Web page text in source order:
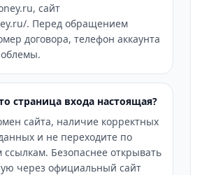
сайт
. Перед обращением
договора, телефон аккаунта
страница входа настоящая?
сайта, наличие корректных
и не переходите по
Безопаснее открывать
через официальный сайт